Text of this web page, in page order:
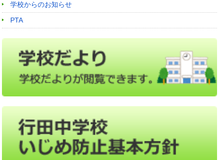
学校からのお知らせ
PTA